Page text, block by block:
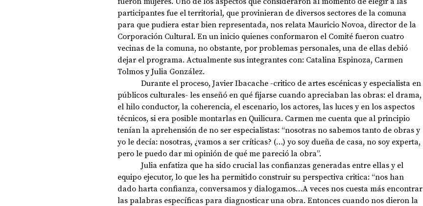
participantes fue el territorial, que provinieran de diversos sectores de la comuna
para que pudiera estar bien representada, nos relata Mauricio Novoa, director de la
Corporación Cultural. En un inicio quienes conformaron el Comité fueron cuatro
vecinas de la comuna, no obstante, por problemas personales, una de ellas debió
dejar el programa. Actualmente sus integrantes con: Catalina Espinoza, Carmen
Tolmos y Julia González.
públicos culturales- les enseñó en qué fijarse cuando apreciaban las obras: el drama,
el hilo conductor, la coherencia, el escenario, los actores, las luces y en los aspectos
técnicos, si era posible montarlas en Quilicura. Carmen me cuenta que al principio
tenían la aprehensión de no ser especialistas: “nosotras no sabemos tanto de obras y
yo le decía: nosotras, ¿vamos a ser críticas? (…) yo soy dueña de casa, no soy experta,
pero le puedo dar mi opinión de qué me pareció la obra”.
equipo ejecutor, lo que les ha permitido construir su perspectiva critica: “nos han
dado harta confianza, conversamos y dialogamos…A veces nos cuesta más encontrar
las palabras específicas para diagnosticar una obra. Entonces cuando nos dieron la